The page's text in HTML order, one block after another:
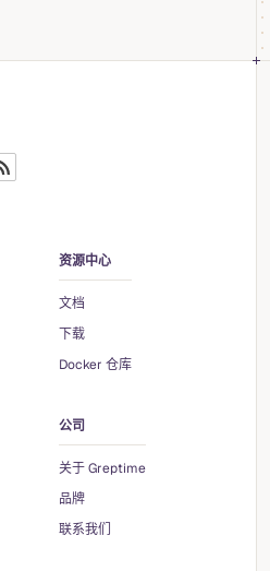
资源中心
文档
下载
Docker 仓库
公司
关于 Greptime
品牌
联系我们